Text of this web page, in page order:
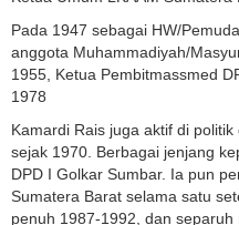
Pada 1947 sebagai HW/
anggota Muhammadiyah/
1955, Ketua Pembitmassmed
1978
Kamardi Rais juga aktif di
sejak 1970. Berbagai jenjang
DPD I Golkar Sumbar. Ia pun
Sumatera Barat selama satu
penuh 1987-1992, dan